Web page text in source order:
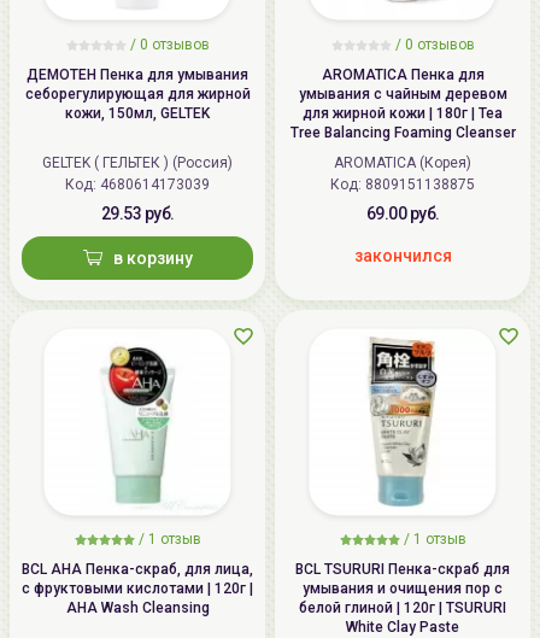
/ 0 отзывов
ДЕМОТЕН Пенка для умывания
себорегулирующая для жирной
кожи, 150мл, GELTEK
GELTEK ( ГЕЛЬТЕК ) (Россия)
Код: 4680614173039
29.53 руб.
в корзину
/ 0 отзывов
AROMATICA Пенка для
умывания с чайным деревом
для жирной кожи | 180г | Tea
Tree Balancing Foaming Cleanser
AROMATICA (Корея)
Код: 8809151138875
69.00 руб.
закончился
/ 1 отзыв
BCL AHA Пенка-скраб, для лица,
с фруктовыми кислотами | 120г |
AHA Wash Cleansing
/ 1 отзыв
BCL TSURURI Пенка-скраб для
умывания и очищения пор с
белой глиной | 120г | TSURURI
White Clay Paste